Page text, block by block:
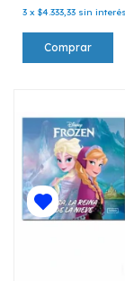
3 x $4.333,33 sin interés